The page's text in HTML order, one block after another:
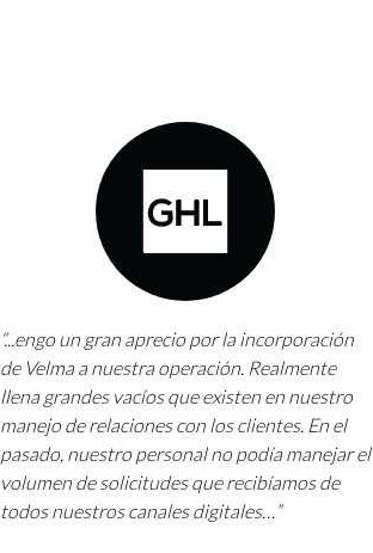
“...engo un gran aprecio por la incorporación
de Velma a nuestra operación. Realmente
llena grandes vacíos que existen en nuestro
manejo de relaciones con los clientes. En el
pasado, nuestro personal no podía manejar el
volumen de solicitudes que recibíamos de
todos nuestros canales digitales…”